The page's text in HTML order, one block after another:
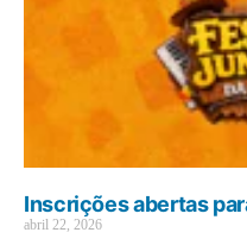
Inscrições abertas
abril 22, 2026